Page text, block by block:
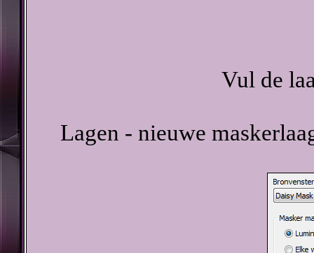
Vul de
Lagen - nieuwe